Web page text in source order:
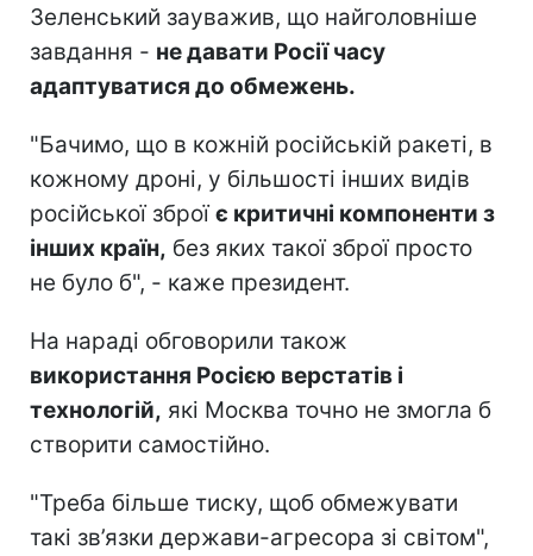
Зеленський зауважив, що найголовніше
завдання - не давати Росії часу
адаптуватися до обмежень.
"Бачимо, що в кожній російській ракеті, в
кожному дроні, у більшості інших видів
російської зброїє критичні компоненти з
інших країн, без яких такої зброї просто
не було б", - каже президент.
На нараді обговорили також
використання Росією верстатів і
технологій, які Москва точно не змогла б
створити самостійно.
"Треба більше тиску, щоб обмежувати
такі зв’язки держави-агресора зі світом",